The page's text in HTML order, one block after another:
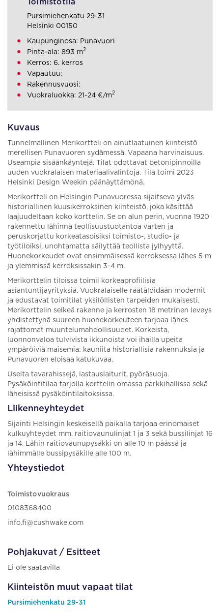
Kuvaus
Tunnelmallinen Merikortteli on ainutlaatuinen kiinteistö
merellisen Punavuoren sydämessä. Vapaana harvinaisuus.
Useampia sisäänkäyntejä. Tilat odottavat betonipinnoilla
uuden vuokralaisen materiaalivalintoja. Tila toimi 2023
Helsinki Design Weekin päänäyttämönä.
Merikortteli on Helsingin Punavuoressa sijaitseva ylväs
historiallinen kuusikerroksinen kiinteistö, joka käsittää
laajuudeltaan koko korttelin. Se on alun perin, vuonna 1920
rakennettu lähinnä teollisuustuotantoa varten ja
peruskorjattu korkeatasoisiksi toimisto-, studio- ja
työtiloiksi, unohtamatta säilyttää teollista jylhyyttä.
Huonekorkeudet ovat ensimmäisessä kerroksessa lähes 5 m
ja ylemmissä kerroksissakin 3-4 m.
Merikorttelin tiloissa toimii korkeaprofiilisia
asiantuntijayrityksiä. Vuokralaiselle räätälöidään modernit
ja edustavat toimitilat yksilöllisten tarpeiden mukaisesti.
Merikorttelin selkeä rakenne ja kerrosten 18 metrinen leveys
yhdistettynä suureen huonekorkeuteen tarjoaa lähes
rajattomat muuntelumahdollisuudet. Korkeista,
luonnonvaloa tulvivista ikkunoista voi ihailla upeita
ympäröiviä maisemia: kauniita historiallisia rakennuksia ja
Punavuoren eloisaa katukuvaa.
Useita tavarahissejä, lastauslaiturit, pyöräsuoja.
Pysäköintitilaa tarjolla korttelin omassa parkkihallissa sekä
läheisissä pysäköintilaitoksissa.
Liikenneyhteydet
Sijainti Helsingin keskeisellä paikalla tarjoaa erinomaiset
kulkuyhteydet mm. raitiovaunulinjat 1 ja 3 sekä bussilinjat 16
ja 14. Lähin raitiovaunupysäkki on alle 10 m päässä ja
lähimmälle bussipysäkille alle 100 m.
Yhteystiedot
Toimistovuokraus
0108368400
info.fi@cushwake.com
Pohjakuvat / Esitteet
Ei ole saatavilla
Kiinteistön muut vapaat tilat
Pursimiehenkatu 29-31
Toimistotila
Pursimiehenkatu 29-31
Helsinki 00150
Kaupunginosa: Punavuori
Pinta-ala: 893 m2
Kerros: 6. kerros
Vapautuu:
Rakennusvuosi:
Vuokraluokka: 21-24 €/m2